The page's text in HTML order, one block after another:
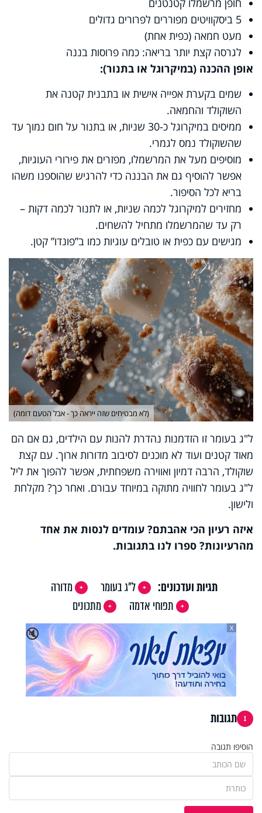
חופן מרשמלו קטנטנים
5 ביסקוויטים מפוררים לפרורים גדולים
מעט חמאה (כפית אחת)
לגרסה קצת יותר בריאה: כמה פרוסות בננה
אופן ההכנה (במיקרוגל או בתנור):
שמים בקערת אפייה אישית או בתבנית קטנה את
השוקולד והחמאה.
ממיסים במיקרוגל כ-30 שניות, או בתנור על חום נמוך עד
שהשוקולד נמס לגמרי.
מוסיפים מעל את המרשמלו, מפזרים את פירורי העוגיות,
אפשר להוסיף גם את הבננה כדי להרגיש שהוספנו משהו
בריא לכל הסיפור.
מחזירים למיקרוגל לכמה שניות, או לתנור לכמה דקות –
רק עד שהמרשמלו מתחיל להשחים.
מגישים עם כפית או טובלים עוגיות כמו ב”פונדו” קטן.
(לא מבטיחים שזה ייראה כך - אבל הטעם דומה)
ל"ג בעומר זו הזדמנות נהדרת להנות עם הילדים, גם אם הם
מאוד קטנים ועוד לא מוכנים לסיבוב מדורות ארוך. עם קצת
שוקולד, הרבה דמיון ואווירה משפחתית, אפשר להפוך את ליל
ל"ג בעומר לחוויה מתוקה במיוחד עבורם. ואחר כך? מקלחת
ולישון.
איזה רעיון הכי אהבתם? עומדים לנסות את אחד
מהרעיונות? ספרו לנו בתגובות.
תגיות ועדכונים: ל"ג בעומר
מדורה
תפוחי אדמה
מתכונים
🔇
X
1 תגובות
הוסיפו תגובה